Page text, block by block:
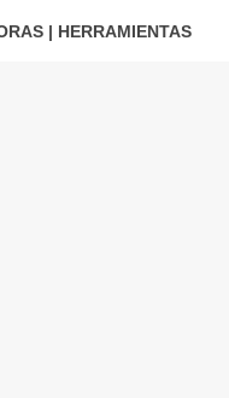
| HERRAMIENTAS